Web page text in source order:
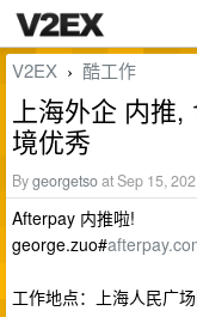
V2EX › 酷工作
上海外企 内推
境优秀
Bygeorgetsoat Sep 15,
Afterpay 内推啦!
george.zuo#
工作地点：上海人民广